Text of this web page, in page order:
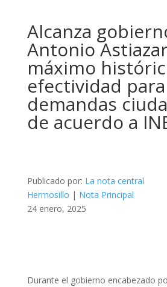
Alcanza
Antonio
máximo
efectividad
demandas
de acuerdo a
Publicado por: La nota central
Hermosillo | Nota Principal
24 enero, 2025
Durante el gobierno encabezado